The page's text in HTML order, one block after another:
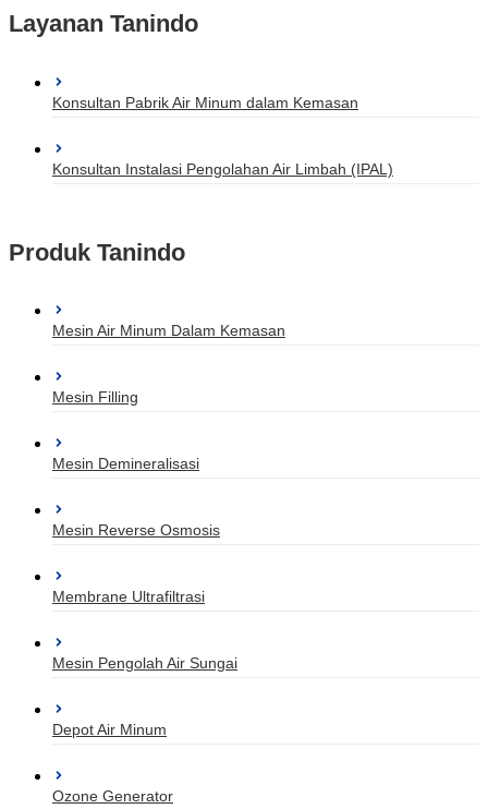
Layanan Tanindo
Konsultan Pabrik Air Minum dalam Kemasan
Konsultan Instalasi Pengolahan Air Limbah (IPAL)
Produk Tanindo
Mesin Air Minum Dalam Kemasan
Mesin Filling
Mesin Demineralisasi
Mesin Reverse Osmosis
Membrane Ultrafiltrasi
Mesin Pengolah Air Sungai
Depot Air Minum
Ozone Generator